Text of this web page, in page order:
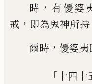
時 ， 有優婆
戒 ， 即為鬼神所持
爾時 ， 優婆夷
「十四十